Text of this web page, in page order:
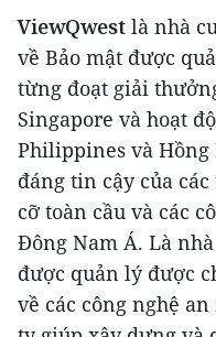
ViewQwest là nhà
về Bảo mật được
từng đoạt giải
Singapore và hoạt
Philippines và Hồng
đáng tin cậy của
cỡ toàn cầu và các
Đông Nam Á. Là
được quản lý được
về các công nghệ